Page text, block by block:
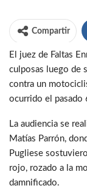
Compartir
El juez de Faltas
culposas luego de
contra un
ocurrido el pasado
La audiencia se
Matías Parrón,
Pugliese
rojo, rozado a la
damnificado.